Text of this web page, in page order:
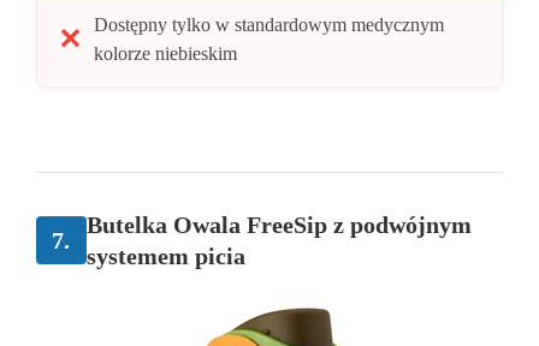
Dostępny tylko w standardowym medycznym
kolorze niebieskim
7.
Butelka Owala FreeSip z podwójnym
systemem picia